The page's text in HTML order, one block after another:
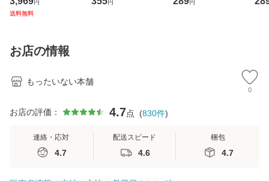
ジメントスキル 改
恵 藤本幸三 / 南江
堂 [単行
円
送料無料
[CD]【メール便送
円
【メール便送料無
円
お店の情報
もったいない本舗
0
お店の評価： 4.7点 (830件)
連絡・応対
4.7
配送スピード
4.6
梱包
4.7